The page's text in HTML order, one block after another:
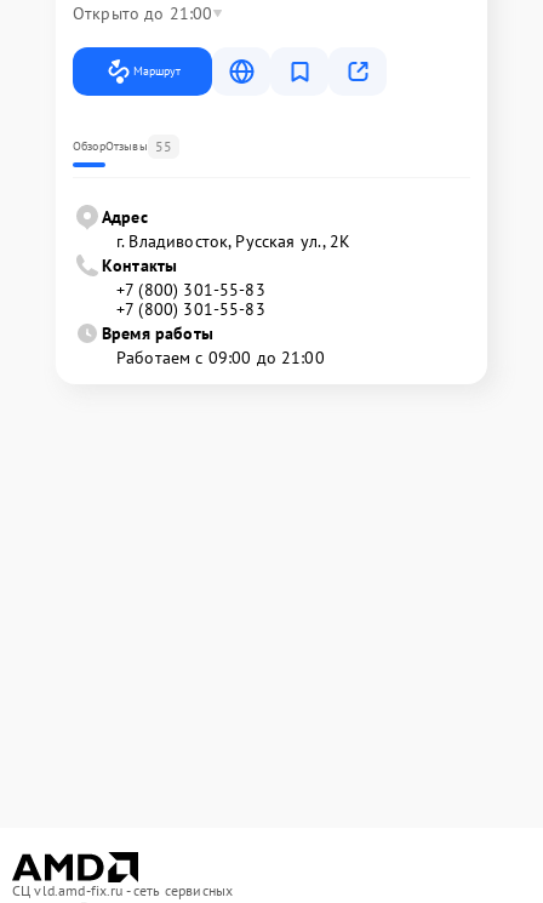
Открыто до 21:00
Маршрут
ОбзорОтзывы 55
Адрес
г. Владивосток, Русская ул., 2К
Контакты
+7 (800) 301-55-83
+7 (800) 301-55-83
Время работы
Работаем с 09:00 до 21:00
СЦ vld.amd-fix.ru - сеть сервисных